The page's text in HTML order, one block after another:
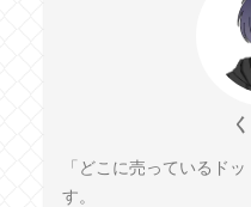
「どこに売っているド
す。